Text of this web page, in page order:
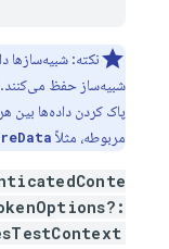
نکته: شبیه‌سازها
شبیه‌ساز حفظ می‌کنند.
مربوطه، مثلاً